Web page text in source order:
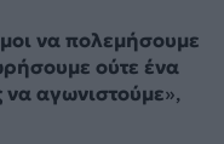
να πολεμήσουμε
ούτε ένα
αγωνιστούμε»,